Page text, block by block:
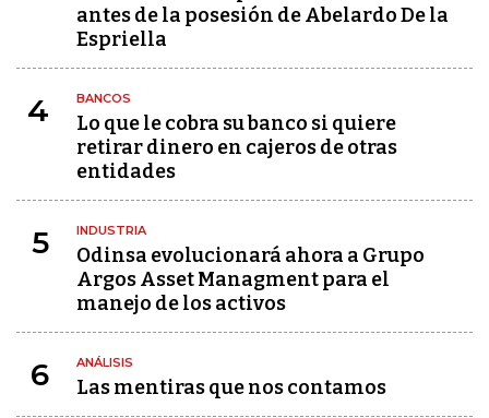
antes de la posesión de Abelardo De la
Espriella
4 BANCOS
Lo que le cobra su banco si quiere
retirar dinero en cajeros de otras
entidades
5 INDUSTRIA
Odinsa evolucionará ahora a Grupo
Argos Asset Managment para el
manejo de los activos
6 ANÁLISIS
Las mentiras que nos contamos